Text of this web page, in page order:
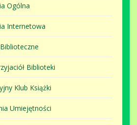
Ogólna
Internetowa
Biblioteki
Klub Książki
Umiejętności